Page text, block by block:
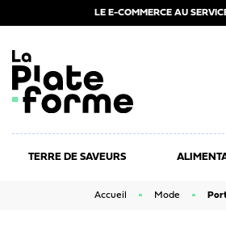
LE E-COMMERCE AU
TERRE DE SAVEURS
Accueil Mode